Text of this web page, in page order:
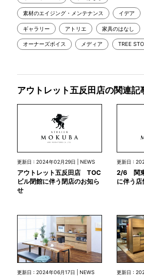
素材のエイジング・メンテナンス イデア
ギャラリー アトリエ 家具のはなし
オーナーズボイス メディア TREE
アウトレット五反田店の関連記
更新日 : 2024年02月29日 | NEWS
アウトレット五反田店 TOC
ビル閉館に伴う閉店のお知ら
せ
更新日 :
2/6 関
に伴う店
更新日 : 2024年06月17日 | NEWS 更新日 :